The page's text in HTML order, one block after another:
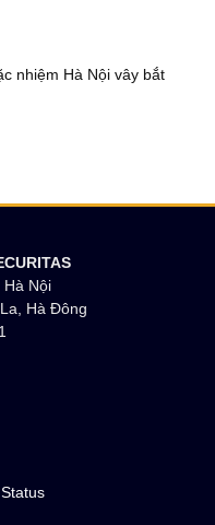
nhiệm Hà Nội vây bắt
Hà Nội
Hà Đông